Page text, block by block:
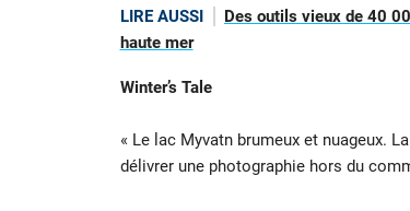
LIRE AUSSI
Des outils vieux de 40
haute mer
Winter’s Tale
« Le lac Myvatn brumeux et nuageux.
délivrer une photographie hors du